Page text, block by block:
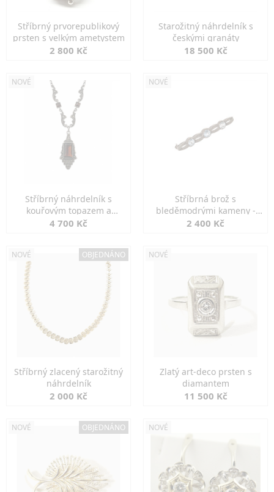
Stříbrný prvorepublikový
prsten s velkým ametystem
2 800 Kč
Starožitný náhrdelník s
českými granáty
18 500 Kč
NOVÉ
Stříbrný náhrdelník s
kouřovým topazem a
markazity
4 700 Kč
NOVÉ
Stříbrná brož s
bleděmodrými kameny -
jemná elegance
2 400 Kč
NOVÉ OBJEDNÁNO
Stříbrný zlacený starožitný
náhrdelník
2 000 Kč
NOVÉ
Zlatý art-deco prsten s
diamantem
11 500 Kč
NOVÉ OBJEDNÁNO NOVÉ